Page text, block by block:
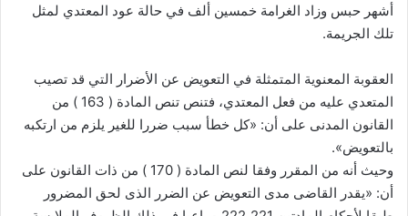
أشهر حبس وزاد الغرامة خمسين ألف في حالة عود المعتدي لمثل
تلك الجريمة.
العقوبة المعنوية المتمثلة في التعويض عن الأضرار التي قد تصيب
المتعدي عليه من فعل المعتدي، فتنص تنص المادة ( 163 ) من
القانون المدنى على أن: «كل خطأ سبب ضررا للغير يلزم من ارتكبه
بالتعويض».
وحيث أنه من المقرر وفقا لنص المادة ( 170 ) من ذات القانون على
أن: «يقدر القاضى مدى التعويض عن الضرر الذى لحق المضرور